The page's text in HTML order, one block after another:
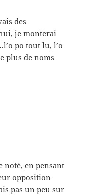
des
je monterai
po tout lu, l’o
plus de noms
noté, en pensant
opposition
pas un peu sur